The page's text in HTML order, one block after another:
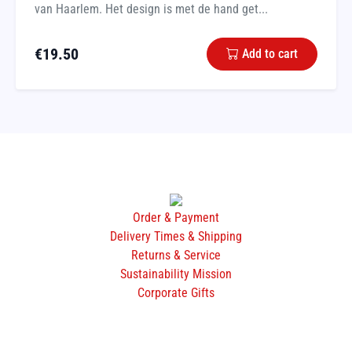
van Haarlem. Het design is met de hand get...
€19.50 Add to cart
Order & Payment
Delivery Times & Shipping
Returns & Service
Sustainability Mission
Corporate Gifts